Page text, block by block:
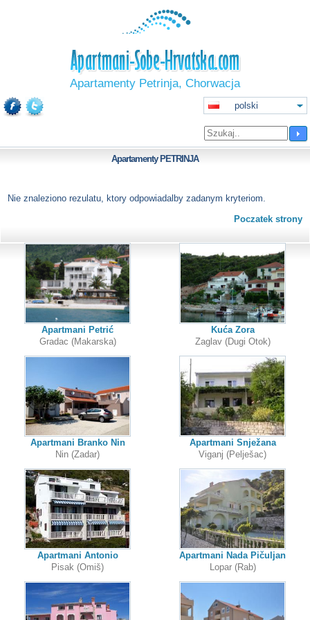
Apartamenty Petrinja, Chorwacja
polski
Apartamenty PETRINJA
Nie znaleziono rezulatu, ktory odpowiadalby zadanym kryteriom.
Poczatek strony
Apartmani Petrić
Gradac (Makarska)
Apartmani Branko Nin
Nin (Zadar)
Apartmani Antonio
Pisak (Omiš)
Kuća Zora
Zaglav (Dugi Otok)
Apartmani Snježana
Viganj (Pelješac)
Apartmani Nada Pičuljan
Lopar (Rab)